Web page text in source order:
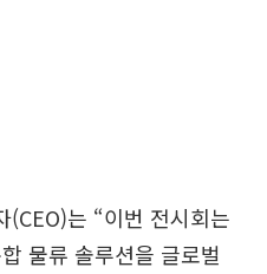
(CEO)는 “이번 전시회는
물류 솔루션을 글로벌